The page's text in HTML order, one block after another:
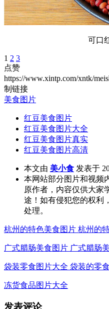
可口
1 2 3
点赞
https://www.xintp.com/xntk/
制链接
美食图片
红豆美食图片
红豆美食图片大全
红豆美食图片真实
红豆美食图片高清
本文由 美小食 发表于
本网站部分图片和视频
原作者，内容仅供大家
途！如有侵犯您的权利
处理。
杭州的特色美食图片 杭州的
广式腊肠美食图片 广式腊肠
袋装零食图片大全 袋装的零
冻货食品图片大全
发表评论